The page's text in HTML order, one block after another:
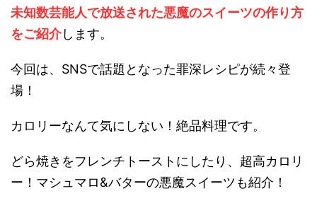
未知数芸能人で放送された悪魔のスイーツの作り方
をご紹介します。
今回は、SNSで話題となった罪深レシピが続々登
場！
カロリーなんて気にしない！絶品料理です。
どら焼きをフレンチトーストにしたり、超高カロリ
ー！マシュマロ&バターの悪魔スイーツも紹介！